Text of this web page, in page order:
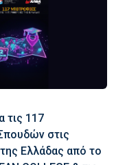
τις 117
στις
Ελλάδας από το